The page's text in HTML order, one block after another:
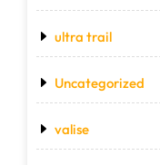
ultra trail
Uncategorized
valise